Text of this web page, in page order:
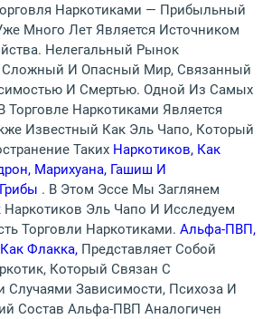
Наркотиками — Прибыльный
Много Лет Является Источником
Нелегальный Рынок
Сложный И Опасный Мир, Связанный
И Смертью. Одной Из Самых
Торговле Наркотиками Является
Известный Как Эль Чапо, Который
Таких Наркотиков, Как
Марихуана, Гашиш И
. В Этом Эссе Мы Заглянем
Эль Чапо И Исследуем
Торговли Наркотиками. Альфа-ПВП,
Флакка, Представляет Собой
Который Связан С
Зависимости, Психоза И
Состав Альфа-ПВП Аналогичен